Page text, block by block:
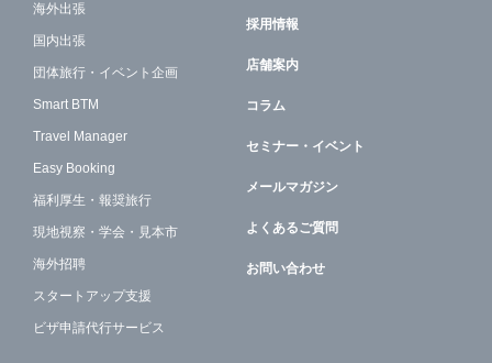
海外出張
国内出張
団体旅行・イベント企画
Smart BTM
Travel Manager
Easy Booking
福利厚生・報奨旅行
現地視察・学会・見本市
海外招聘
スタートアップ支援
ビザ申請代行サービス
採用情報
店舗案内
コラム
セミナー・イベント
メールマガジン
よくあるご質問
お問い合わせ